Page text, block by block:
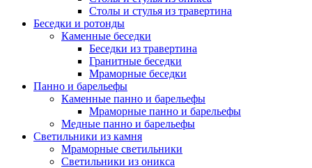
Столы и стулья из травертина
Беседки и ротонды
Каменные беседки
Беседки из травертина
Гранитные беседки
Мраморные беседки
Панно и барельефы
Каменные панно и барельефы
Мраморные панно и барельефы
Медные панно и барельефы
Светильники из камня
Мраморные светильники
Светильники из оникса